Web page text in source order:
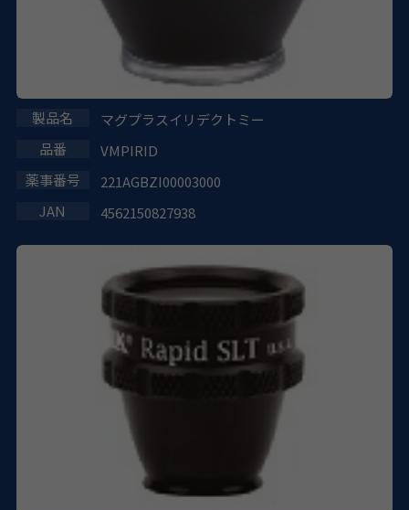
マグプラスイリデクトミー
VMPIRID
221AGBZI00003000
4562150827938